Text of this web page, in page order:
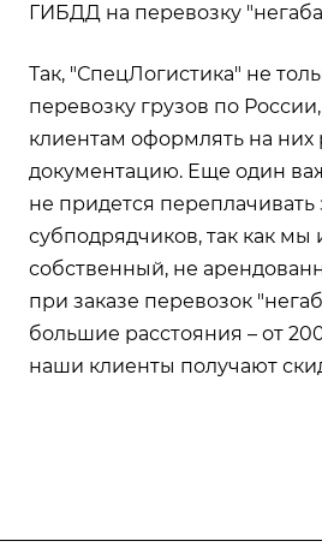
ГИБДД на перевозку
Так, "СпецЛогистика" не
перевозку грузов по
клиентам оформлять на
документацию. Еще один
не придется переплачивать
субподрядчиков, так как мы
собственный, не
при заказе перевозок
большие расстояния – от
наши клиенты получают